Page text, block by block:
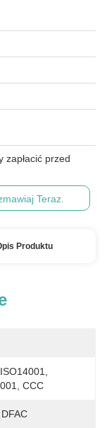
zapłacić przed
Teraz.
Produktu
CCC